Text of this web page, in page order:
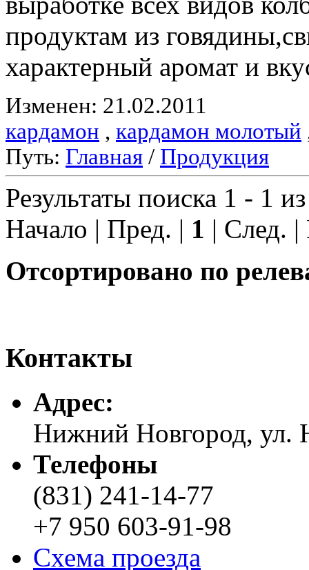
продуктам из
характерный аромат и
Изменен: 21.02.2011
кардамон , кардамон молотый
Путь: Главная / Продукция
Результаты поиска 1 - 1
Начало | Пред. | 1 | След.
Отсортировано по
Контакты
Адреc:
Нижний Новгород, ул.
Телефоны
(831) 241-14-77
+7 950 603-91-98
Схема проезда